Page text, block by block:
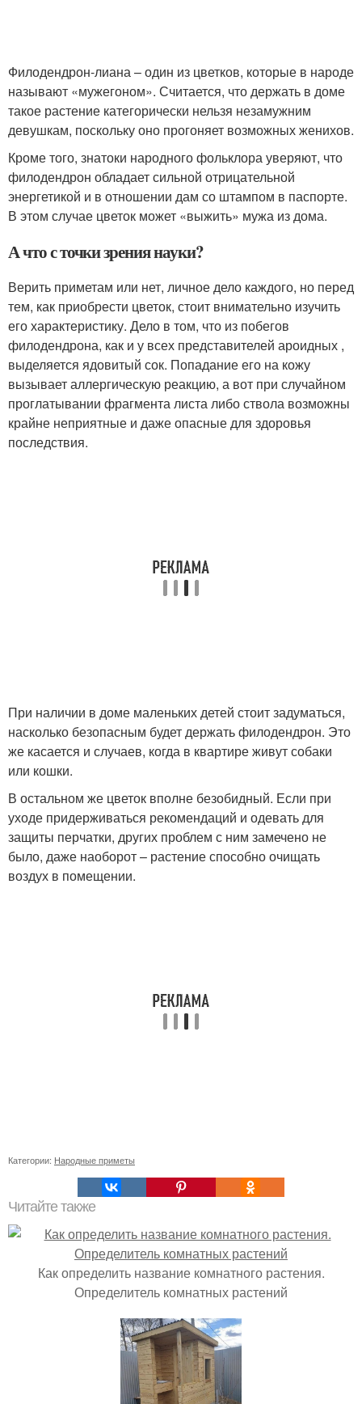
Филодендрон-лиана – один из цветков, которые в народе
называют «мужегоном». Считается, что держать в доме
такое растение категорически нельзя незамужним
девушкам, поскольку оно прогоняет возможных женихов.
Кроме того, знатоки народного фольклора уверяют, что
филодендрон обладает сильной отрицательной
энергетикой и в отношении дам со штампом в паспорте.
В этом случае цветок может «выжить» мужа из дома.
А что с точки зрения науки?
Верить приметам или нет, личное дело каждого, но перед
тем, как приобрести цветок, стоит внимательно изучить
его характеристику. Дело в том, что из побегов
филодендрона, как и у всех представителей ароидных ,
выделяется ядовитый сок. Попадание его на кожу
вызывает аллергическую реакцию, а вот при случайном
проглатывании фрагмента листа либо ствола возможны
крайне неприятные и даже опасные для здоровья
последствия.
При наличии в доме маленьких детей стоит задуматься,
насколько безопасным будет держать филодендрон. Это
же касается и случаев, когда в квартире живут собаки
или кошки.
В остальном же цветок вполне безобидный. Если при
уходе придерживаться рекомендаций и одевать для
защиты перчатки, других проблем с ним замечено не
было, даже наоборот – растение способно очищать
воздух в помещении.
Категории: Народные приметы
Читайте также
Как определить название комнатного растения.
Определитель комнатных растений